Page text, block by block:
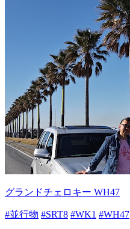
グランドチェロキー WH47
#並行物 #SRT8 #WK1 #WH47